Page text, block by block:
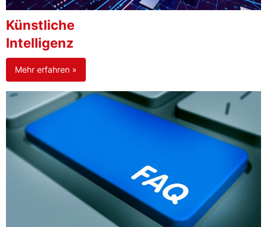
Künstliche
Intelligenz
Mehr erfahren »